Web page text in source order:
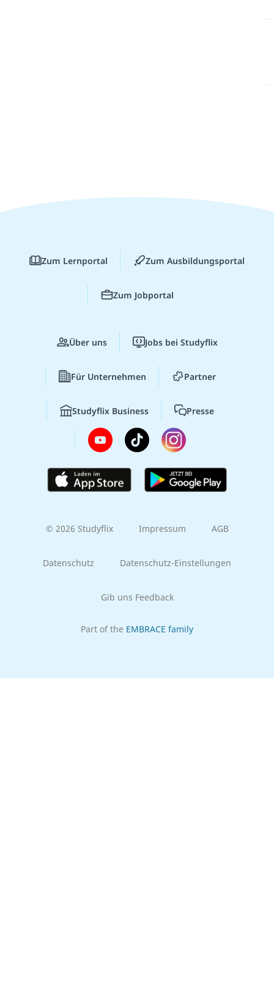
Zum Lernportal Zum Ausbildungsportal
Zum Jobportal
Über uns Jobs bei Studyflix
Für Unternehmen Partner
Studyflix Business Presse
© 2026 Studyflix Impressum AGB
Datenschutz Datenschutz-Einstellungen
Gib uns Feedback
Part of the EMBRACE family